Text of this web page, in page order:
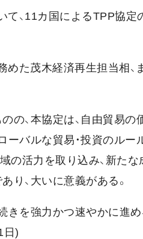
て、11カ国によるTPP協
た茂木経済再生担当相、
の、本協定は、自由貿易
ーバルな貿易・投資のル
の活力を取り込み、新た
り、大いに意義がある。
きを強力かつ速やかに進
日)